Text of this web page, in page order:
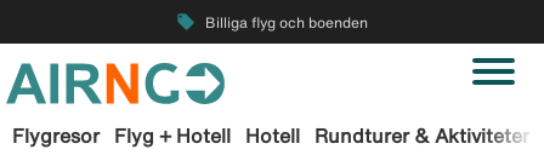
local_offer Billiga flyg och boenden
Flygresor Flyg + Hotell Hotell Rundturer & Aktiviteter